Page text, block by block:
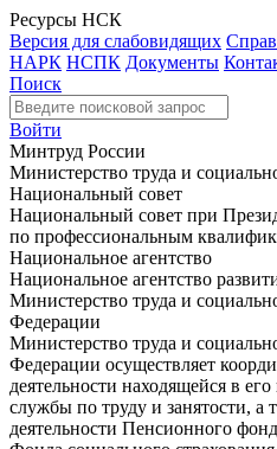
Ресурсы НСК
Версия для слабовидящих
НАРК НСПК Документы
Поиск
Войти
Минтруд России
Министерство труда и
Национальный совет
Национальный совет при
по профессиональным
Национальное агентство
Национальное агентство
Министерство труда и
Федерации
Министерство труда и
Федерации осуществляет
деятельности находящейся в
службы по труду и занятости, а
деятельности Пенсионного